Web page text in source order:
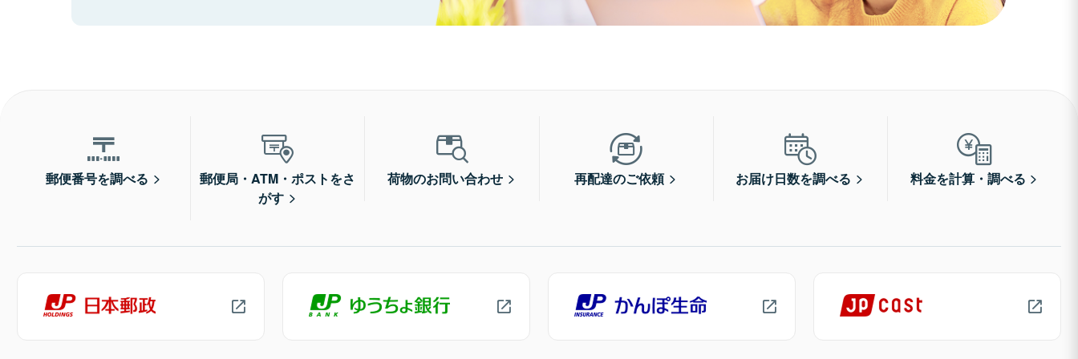
郵便番号を調べる
郵便局・ATM・ポストをさ
がす
荷物のお問い合わせ 再配達のご依頼 お届け日数を調べる 料金を計算・調べる